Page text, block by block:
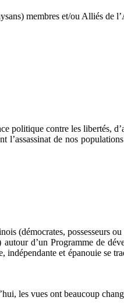
membres et/ou Alliés de
politique contre les libertés,
de nos
(démocrates, possesseurs
d’un Programme de
et épanouie se
les vues ont beaucoup